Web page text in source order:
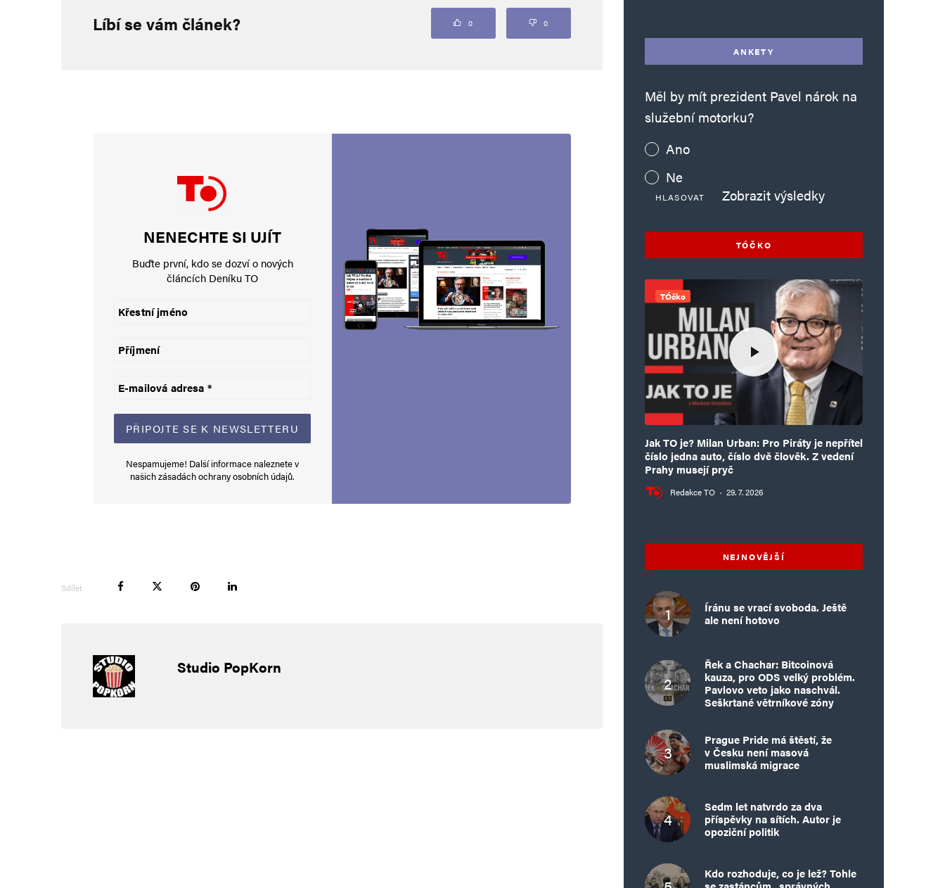
Vaše e-mailová adresa nebude zveřejněna. Vyžadované informace jsou označeny
Webová stránka
Uložit do prohlížeče jméno, e-mail a webovou stránku pro budoucí komentáře.
Informujte mě o nových komentářích e-mailem.
Informujte mě o nových příspěvcích e-mailem.
Alternative:
Líbí se vám článek? 0 0
NENECHTE SI UJÍT
Buďte první, kdo se dozví o nových
článcích Deníku TO
Nespamujeme! Další informace naleznete v
našichzásadách ochrany osobních údajů.
Sdílet
Studio PopKorn
ANKETY
Měl by mít prezident Pavel nárok na
služební motorku?
Ano
Ne
HLASOVAT Zobrazit výsledky
TÓČKO
TÓčko
Jak TO je? Milan Urban: Pro Piráty je nepřítel
číslo jedna auto, číslo dvě člověk. Z vedení
Prahy musejí pryč
Redakce TO · 29. 7. 2026
NEJNOVĚJŠÍ
Íránu se vrací svoboda. Ještě
ale není hotovo
Řek a Chachar: Bitcoinová
kauza, pro ODS velký problém.
Pavlovo veto jako naschvál.
Seškrtané větrníkové zóny
Prague Pride má štěstí, že
v Česku není masová
muslimská migrace
Sedm let natvrdo za dva
příspěvky na sítích. Autor je
opoziční politik
Kdo rozhoduje, co je lež? Tohle